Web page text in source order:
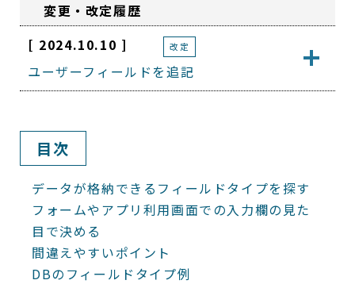
変更・改定履歴
[ 2024.10.10 ]
改定
ユーザーフィールドを追記
目次
データが格納できるフィールドタイプを探す
フォームやアプリ利用画面での入力欄の見た
目で決める
間違えやすいポイント
DBのフィールドタイプ例